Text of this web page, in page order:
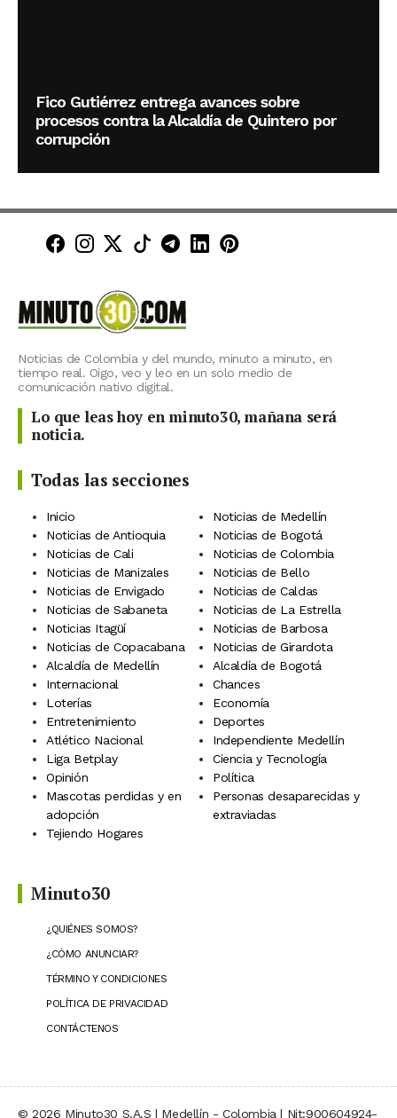
Fico Gutiérrez entrega avances sobre
procesos contra la Alcaldía de Quintero por
corrupción
Minuto30 en Facebook
Minuto30 en Instagram
Minuto30 en X (Twitter)
Minuto30 en TikTok
Canal de Minuto30 en
Minuto30 en LinkedIn
Minuto30 en
Noticias de Colombia y del mundo, minuto a minuto, en
tiempo real. Oigo, veo y leo en un solo medio de
comunicación nativo digital.
Lo que leas hoy en minuto30, mañana será
noticia.
Todas las secciones
Inicio
Noticias de Medellín
Noticias de Antioquia
Noticias de Bogotá
Noticias de Cali
Noticias de Colombia
Noticias de Manizales
Noticias de Bello
Noticias de Envigado
Noticias de Caldas
Noticias de Sabaneta
Noticias de La Estrella
Noticias Itagüí
Noticias de Barbosa
Noticias de Copacabana
Noticias de Girardota
Alcaldía de Medellín
Alcaldía de Bogotá
Internacional
Chances
Loterías
Economía
Entretenimiento
Deportes
Atlético Nacional
Independiente Medellín
Liga Betplay
Ciencia y Tecnología
Opinión
Política
Mascotas perdidas y en
adopción
Personas desaparecidas y
extraviadas
Tejiendo Hogares
Minuto30
¿QUIÉNES SOMOS?
¿CÓMO ANUNCIAR?
TÉRMINO Y CONDICIONES
POLÍTICA DE PRIVACIDAD
CONTÁCTENOS
© 2026 Minuto30 S.A.S | Medellín - Colombia | Nit:900604924-